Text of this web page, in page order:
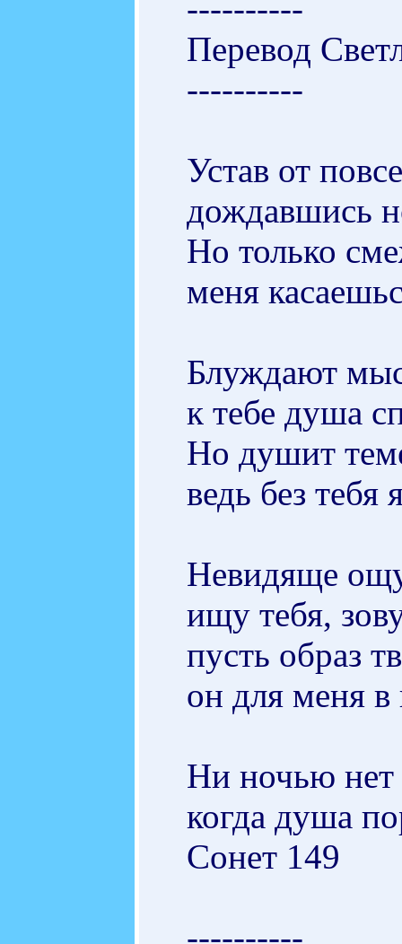
----------
Перевод
----------
Устав от
дождавшись
Но только
меня
Блуждают
к тебе душа
Но душит
ведь без
Невидяще
ищу тебя,
пусть образ
он для меня в
Ни ночью нет
когда душа
Сонет 149